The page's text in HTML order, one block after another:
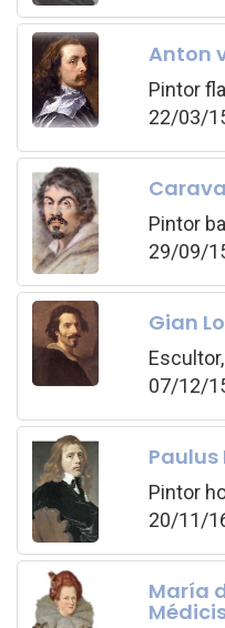
Anton
Pintor
22/03/
Pintor
29/09/
Gian
07/12/
Pintor
20/11/
María